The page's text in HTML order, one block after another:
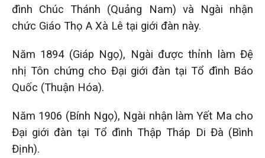
đình Chúc Thánh (Quảng Nam) và Ngài nhận
chức Giáo Thọ A Xà Lê tại giới đàn này.
Năm 1894 (Giáp Ngọ), Ngài được thỉnh làm Đệ
nhị Tôn chứng cho Đại giới đàn tại Tổ đình Báo
Quốc (Thuận Hóa).
Năm 1906 (Bính Ngọ), Ngài nhận làm Yết Ma cho
Đại giới đàn tại Tổ đình Thập Tháp Di Đà (Bình
Định).